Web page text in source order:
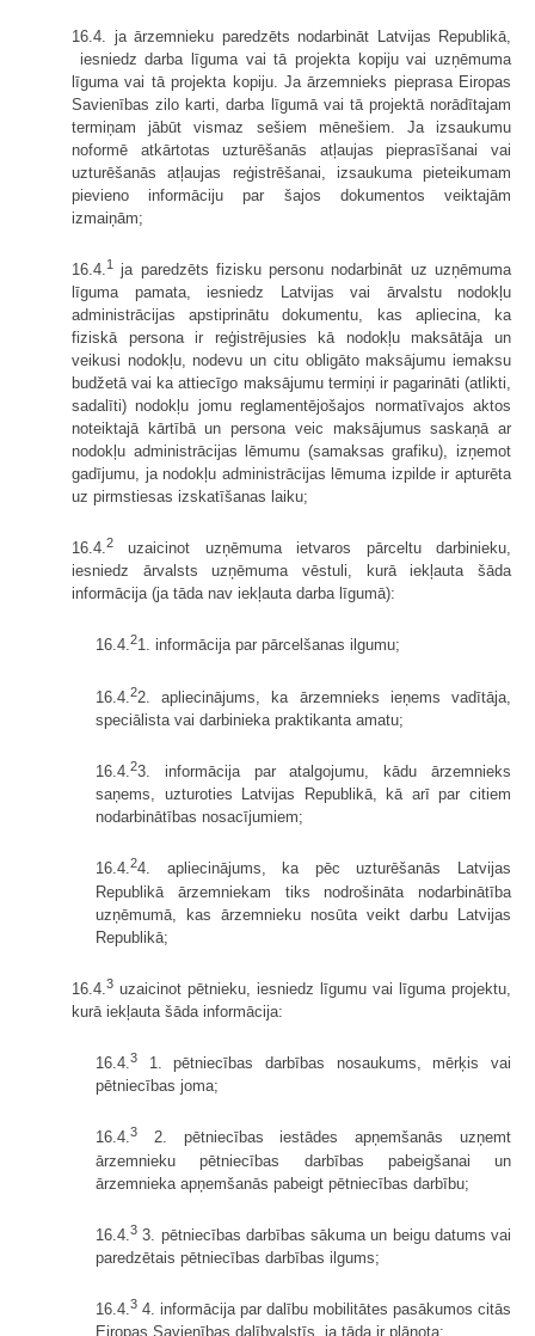
16.4. ja ārzemnieku paredzēts nodarbināt Latvijas Republikā,
iesniedz darba līguma vai tā projekta kopiju vai uzņēmuma
līguma vai tā projekta kopiju. Ja ārzemnieks pieprasa Eiropas
Savienības zilo karti, darba līgumā vai tā projektā norādītajam
termiņam jābūt vismaz sešiem mēnešiem. Ja izsaukumu
noformē atkārtotas uzturēšanās atļaujas pieprasīšanai vai
uzturēšanās atļaujas reģistrēšanai, izsaukuma pieteikumam
pievieno informāciju par šajos dokumentos veiktajām
izmaiņām;
16.4.1
ja paredzēts fizisku personu nodarbināt uz uzņēmuma
līguma pamata, iesniedz Latvijas vai ārvalstu nodokļu
administrācijas apstiprinātu dokumentu, kas apliecina, ka
fiziskā persona ir reģistrējusies kā nodokļu maksātāja un
veikusi nodokļu, nodevu un citu obligāto maksājumu iemaksu
budžetā vai ka attiecīgo maksājumu termiņi ir pagarināti (atlikti,
sadalīti) nodokļu jomu reglamentējošajos normatīvajos aktos
noteiktajā kārtībā un persona veic maksājumus saskaņā ar
nodokļu administrācijas lēmumu (samaksas grafiku), izņemot
gadījumu, ja nodokļu administrācijas lēmuma izpilde ir apturēta
uz pirmstiesas izskatīšanas laiku;
16.4.2
uzaicinot uzņēmuma ietvaros pārceltu darbinieku,
iesniedz ārvalsts uzņēmuma vēstuli, kurā iekļauta šāda
informācija (ja tāda nav iekļauta darba līgumā):
16.4.21. informācija par pārcelšanas ilgumu;
16.4.22. apliecinājums, ka ārzemnieks ieņems vadītāja,
speciālista vai darbinieka praktikanta amatu;
16.4.23. informācija par atalgojumu, kādu ārzemnieks
saņems, uzturoties Latvijas Republikā, kā arī par citiem
nodarbinātības nosacījumiem;
16.4.24. apliecinājums, ka pēc uzturēšanās Latvijas
Republikā ārzemniekam tiks nodrošināta nodarbinātība
uzņēmumā, kas ārzemnieku nosūta veikt darbu Latvijas
Republikā;
16.4.3 uzaicinot pētnieku, iesniedz līgumu vai līguma projektu,
kurā iekļauta šāda informācija:
16.4.3
1. pētniecības darbības nosaukums, mērķis vai
pētniecības joma;
16.4.3
2. pētniecības iestādes apņemšanās uzņemt
ārzemnieku pētniecības darbības pabeigšanai un
ārzemnieka apņemšanās pabeigt pētniecības darbību;
16.4.3 3. pētniecības darbības sākuma un beigu datums vai
paredzētais pētniecības darbības ilgums;
16.4.3 4. informācija par dalību mobilitātes pasākumos citās
Eiropas Savienības dalībvalstīs, ja tāda ir plānota;